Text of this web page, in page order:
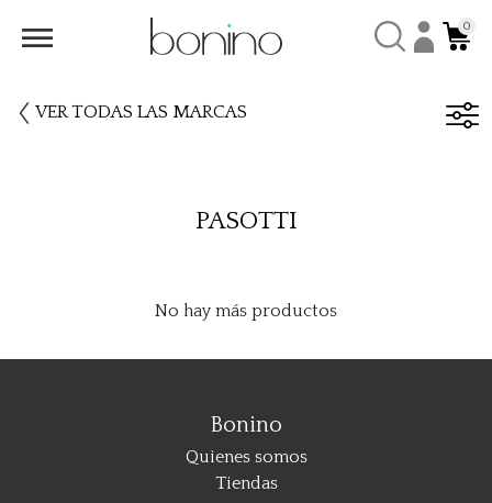
0
VER TODAS LAS MARCAS
PASOTTI
No hay más productos
Bonino
Quienes somos
Tiendas